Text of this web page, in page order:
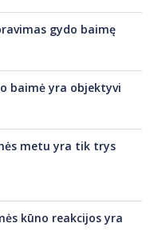
gydo baimę
baimė yra objektyvi
metu yra tik trys
kūno reakcijos yra